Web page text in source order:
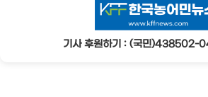
기사 후원하기 : (국민)438502-